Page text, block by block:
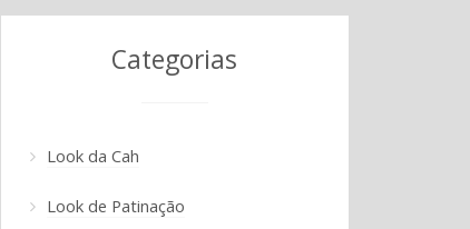
Categorias
Look da Cah
Look de Patinação